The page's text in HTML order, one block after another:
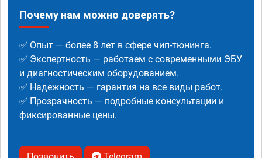
Почему нам можно доверять?
✅ Опыт — более 8 лет в сфере чип-тюнинга.
✅ Экспертность — работаем с современными ЭБУ
и диагностическим оборудованием.
✅ Надежность — гарантия на все виды работ.
✅ Прозрачность — подробные консультации и
фиксированные цены.